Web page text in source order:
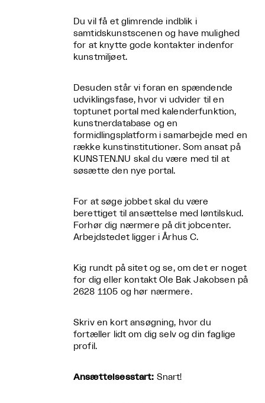
Du vil få et glimrende indblik i
samtidskunstscenen og have mulighed
for at knytte gode kontakter indenfor
kunstmiljøet.
Desuden står vi foran en spændende
udviklingsfase, hvor vi udvider til en
toptunet portal med kalenderfunktion,
kunstnerdatabase og en
formidlingsplatform i samarbejde med en
række kunstinstitutioner. Som ansat på
KUNSTEN.NU skal du være med til at
søsætte den nye portal.
For at søge jobbet skal du være
berettiget til ansættelse med løntilskud.
Forhør dig nærmere på dit jobcenter.
Arbejdstedet ligger i Århus C.
Kig rundt på sitet og se, om det er noget
for dig eller kontakt Ole Bak Jakobsen på
2628 1105 og hør nærmere.
Skriv en kort ansøgning, hvor du
fortæller lidt om dig selv og din faglige
profil.
Ansættelsesstart: Snart!